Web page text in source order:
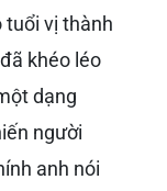
tuổi vị thành
đã khéo léo
dạng
người
anh nói